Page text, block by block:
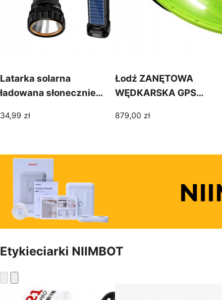
Latarka solarna
ładowana słonecznie
kemping survival
34,99 zł
Łodź ZANĘTOWA
WĘDKARSKA GPS
LED AUTO POWRÓT
879,00 zł
Etykieciarki NIIMBOT